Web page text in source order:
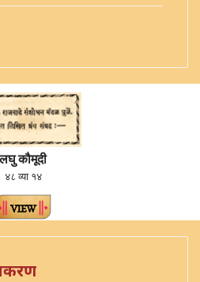
लघु कौमूदी
४८ व्या १४